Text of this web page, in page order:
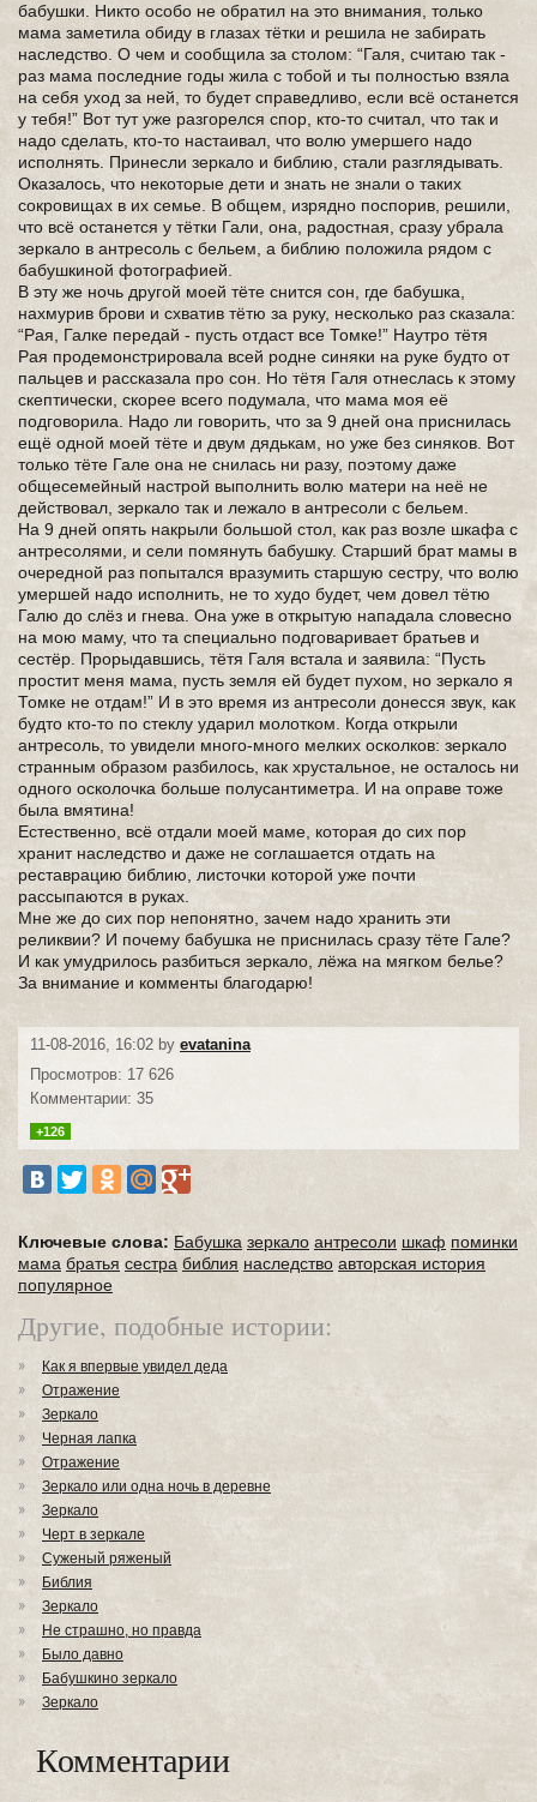
бабушки. Никто особо не обратил на это внимания, только
мама заметила обиду в глазах тётки и решила не забирать
наследство. О чем и сообщила за столом: “Галя, считаю так -
раз мама последние годы жила с тобой и ты полностью взяла
на себя уход за ней, то будет справедливо, если всё останется
у тебя!” Вот тут уже разгорелся спор, кто-то считал, что так и
надо сделать, кто-то настаивал, что волю умершего надо
исполнять. Принесли зеркало и библию, стали разглядывать.
Оказалось, что некоторые дети и знать не знали о таких
сокровищах в их семье. В общем, изрядно поспорив, решили,
что всё останется у тётки Гали, она, радостная, сразу убрала
зеркало в антресоль с бельем, а библию положила рядом с
бабушкиной фотографией.
В эту же ночь другой моей тёте снится сон, где бабушка,
нахмурив брови и схватив тётю за руку, несколько раз сказала:
“Рая, Галке передай - пусть отдаст все Томке!” Наутро тётя
Рая продемонстрировала всей родне синяки на руке будто от
пальцев и рассказала про сон. Но тётя Галя отнеслась к этому
скептически, скорее всего подумала, что мама моя её
подговорила. Надо ли говорить, что за 9 дней она приснилась
ещё одной моей тёте и двум дядькам, но уже без синяков. Вот
только тёте Гале она не снилась ни разу, поэтому даже
общесемейный настрой выполнить волю матери на неё не
действовал, зеркало так и лежало в антресоли с бельем.
На 9 дней опять накрыли большой стол, как раз возле шкафа с
антресолями, и сели помянуть бабушку. Старший брат мамы в
очередной раз попытался вразумить старшую сестру, что волю
умершей надо исполнить, не то худо будет, чем довел тётю
Галю до слёз и гнева. Она уже в открытую нападала словесно
на мою маму, что та специально подговаривает братьев и
сестёр. Прорыдавшись, тётя Галя встала и заявила: “Пусть
простит меня мама, пусть земля ей будет пухом, но зеркало я
Томке не отдам!” И в это время из антресоли донесся звук, как
будто кто-то по стеклу ударил молотком. Когда открыли
антресоль, то увидели много-много мелких осколков: зеркало
странным образом разбилось, как хрустальное, не осталось ни
одного осколочка больше полусантиметра. И на оправе тоже
была вмятина!
Естественно, всё отдали моей маме, которая до сих пор
хранит наследство и даже не соглашается отдать на
реставрацию библию, листочки которой уже почти
рассыпаются в руках.
Мне же до сих пор непонятно, зачем надо хранить эти
реликвии? И почему бабушка не приснилась сразу тёте Гале?
И как умудрилось разбиться зеркало, лёжа на мягком белье?
За внимание и комменты благодарю!
11-08-2016, 16:02 by evatanina
Просмотров: 17 626
Комментарии: 35
+126
Ключевые слова: Бабушка зеркало антресоли шкаф поминки
мама братья сестра библия наследство авторская история
популярное
Другие, подобные истории:
Как я впервые увидел деда
Отражение
Зеркало
Черная лапка
Отражение
Зеркало или одна ночь в деревне
Зеркало
Черт в зеркале
Суженый ряженый
Библия
Зеркало
Не страшно, но правда
Было давно
Бабушкино зеркало
Зеркало
Комментарии